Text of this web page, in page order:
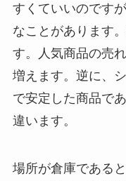
すくていいのです
なことがあります
す。人気商品の売
増えます。逆に、
で安定した商品で
違います。
場所が倉庫である